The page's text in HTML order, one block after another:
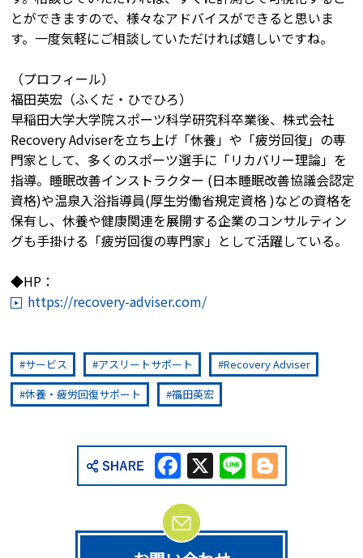
とができますので、様々なアドバイスができると思いま
す。一度気軽にご相談していただければ嬉しいですね。
（プロフィール）
福田英宏（ふくだ・ひでひろ）
早稲田大学大学院スポーツ科学研究科卒業後、株式会社
Recovery Adviserを立ち上げ「休養」や「疲労回復」の専
門家として、多くのスポーツ選手に「リカバリー理論」を
指導。睡眠改善インストラクター (日本睡眠改善協議会認定
資格)や温泉入浴指導員(厚生労働省規定資格 )などの資格を
保有し、休養や健康関連を展開する企業のコンサルティン
グも手掛ける「疲労回復の専門家」として活躍している。
◆HP：
https://recovery-adviser.com/
サービス アスリートサポート
Recovery Adviser
休養・疲労回復サポート
福田英宏
Facebook
X Line